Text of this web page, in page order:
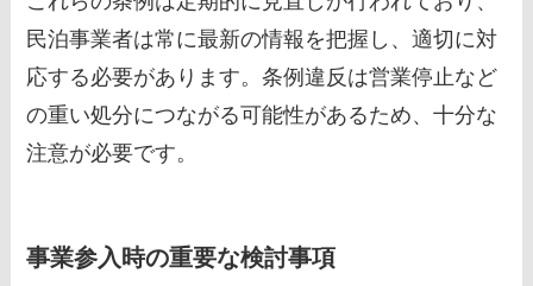
民泊事業者は常に最新の情報を把握し、適切に対
応する必要があります。条例違反は営業停止など
の重い処分につながる可能性があるため、十分な
注意が必要です。
事業参入時の重要な検討事項